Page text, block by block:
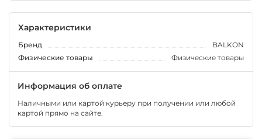
Характеристики
Бренд
BALKON
Физические товары
Физические товары
Информация об оплате
Наличными или картой курьеру при получении или любой
картой прямо на сайте.